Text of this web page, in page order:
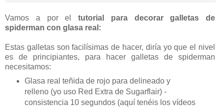
Vamos a por el tutorial para decorar galletas de
spiderman con glasa real:
Estas galletas son facilísimas de hacer, diría yo que el nivel
es de principiantes, para hacer galletas de spiderman
necesitamos:
Glasa real teñida de rojo para delineado y
relleno (yo uso Red Extra de Sugarflair) -
consistencia 10 segundos (aquí tenéis los vídeos